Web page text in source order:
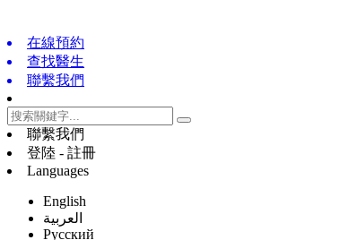
在線預約
查找醫生
聯繫我們
聯繫我們
登陸 - 註冊
Languages
English
العربية
Русский